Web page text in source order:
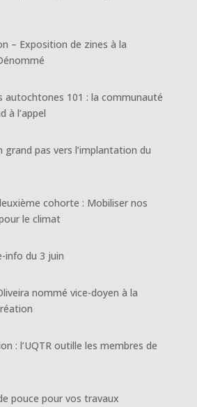
– Exposition de zines à la
autochtones 101 : la communauté
à l’appel
grand pas vers l’implantation du
cohorte : Mobiliser nos
le climat
info du 3 juin
nommé vice-doyen à la
: l’UQTR outille les membres de
pouce pour vos travaux